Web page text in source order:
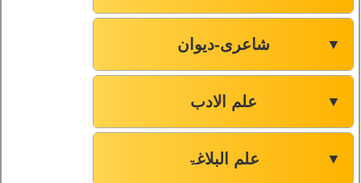
شاعری-دیوان ▼
علم الادب ▼
علم البلاغۃ ▼